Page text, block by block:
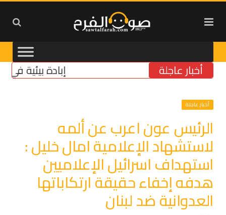
أخبار عاجلة إبادة بيئية في
أخبار عاجلة
الرئيس عون اعرب عن ألمه
لاستشهاد الإعلامية امال خليل :
استهداف اسرائيل الإعلاميين
هدفه إخفاء حقيقة ارتكاباتها
العدوانية ضد لبنان